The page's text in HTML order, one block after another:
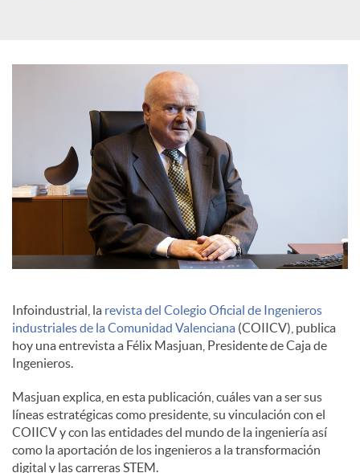
e
n
t
e
Infoindustrial, la revista del Colegio Oficial de Ingenieros
industriales de la Comunidad Valenciana (COIICV), publica
hoy una entrevista a Félix Masjuan, Presidente de Caja de
Ingenieros.
Masjuan explica, en esta publicación, cuáles van a ser sus
líneas estratégicas como presidente, su vinculación con el
COIICV y con las entidades del mundo de la ingeniería así
como la aportación de los ingenieros a la transformación
digital y las carreras STEM.